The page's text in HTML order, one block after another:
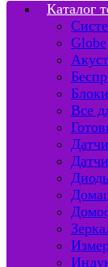
Каталог
Globe
Все